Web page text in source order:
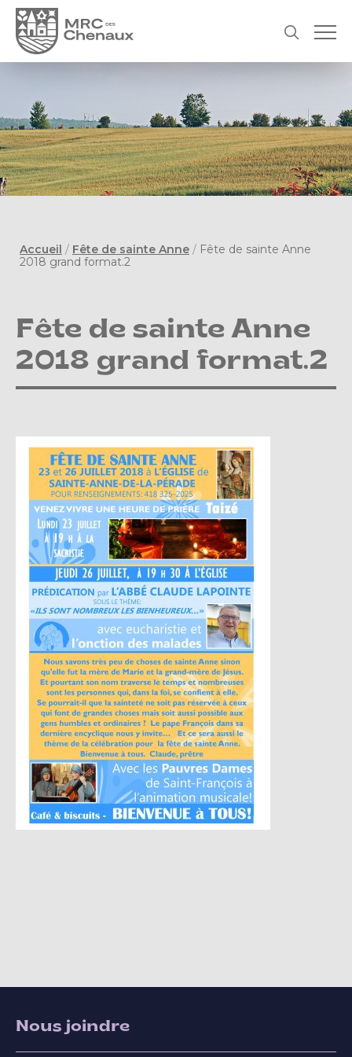
Accueil / Fête de sainte Anne / Fête de sainte Anne
2018 grand format.2
Fête de sainte Anne
2018 grand format.2
Nous joindre